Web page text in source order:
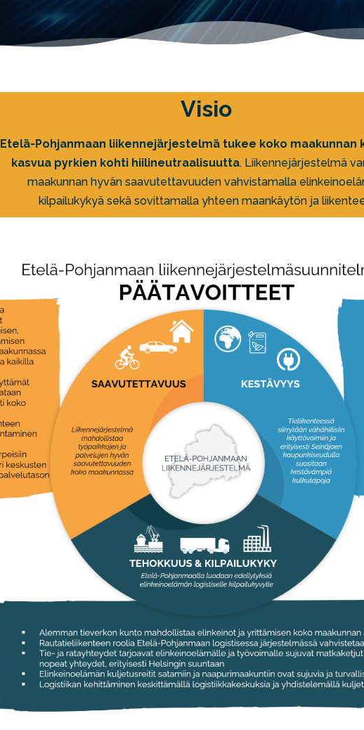
Visio
Etelä-Pohjanmaan liikennejärjestelmä tukee koko maakunnan
kasvua pyrkien kohti hiilineutraalisuutta. Liikennejärjestelmä
maakunnan hyvän saavutettavuuden vahvistamalla
kilpailukykyä sekä sovittamalla yhteen maankäytön ja